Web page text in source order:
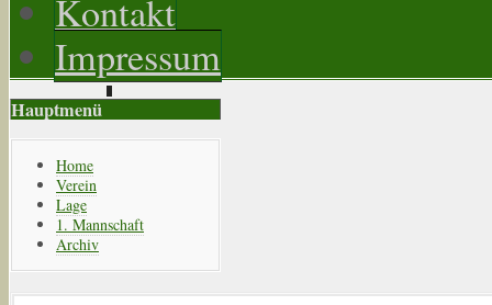
Kontakt
Impressum
Hauptmenü
Home
Verein
Lage
1. Mannschaft
Archiv